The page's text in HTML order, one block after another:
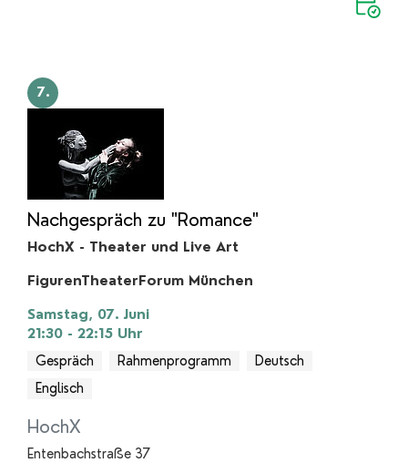
7.
Nachgespräch zu "Romance"
HochX - Theater und Live Art
FigurenTheaterForum München
Samstag, 07. Juni
21:30 - 22:15 Uhr
Gespräch
Rahmenprogramm
Deutsch
Englisch
HochX
Entenbachstraße 37